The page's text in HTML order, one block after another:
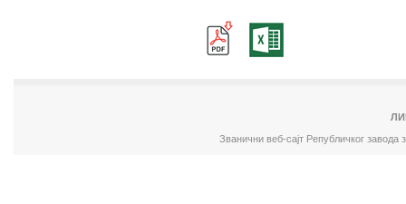
Званични веб-сајт Републичког